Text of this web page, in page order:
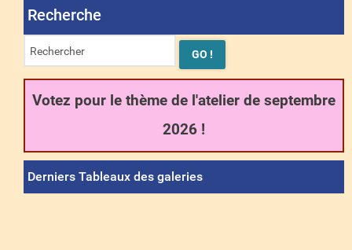
Recherche
Votez pour le thème de l'atelier de septembre
2026 !
Derniers Tableaux des galeries